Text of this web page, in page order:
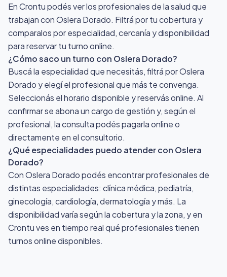
En Crontu podés ver los profesionales de la salud que
trabajan con Oslera Dorado. Filtrá por tu cobertura y
comparalos por especialidad, cercanía y disponibilidad
para reservar tu turno online.
¿Cómo saco un turno con Oslera Dorado?
Buscá la especialidad que necesitás, filtrá por Oslera
Dorado y elegí el profesional que más te convenga.
Seleccionás el horario disponible y reservás online. Al
confirmar se abona un cargo de gestión y, según el
profesional, la consulta podés pagarla online o
directamente en el consultorio.
¿Qué especialidades puedo atender con Oslera
Dorado?
Con Oslera Dorado podés encontrar profesionales de
distintas especialidades: clínica médica, pediatría,
ginecología, cardiología, dermatología y más. La
disponibilidad varía según la cobertura y la zona, y en
Crontu ves en tiempo real qué profesionales tienen
turnos online disponibles.